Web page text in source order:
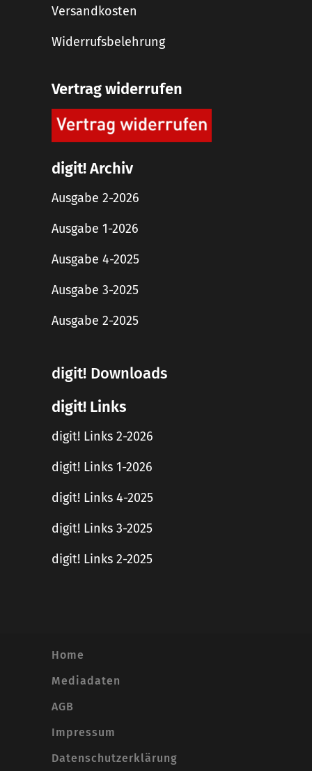
Versandkosten
Widerrufsbelehrung
Vertrag widerrufen
digit! Archiv
Ausgabe 2-2026
Ausgabe 1-2026
Ausgabe 4-2025
Ausgabe 3-2025
Ausgabe 2-2025
digit! Downloads
digit! Links
digit! Links 2-2026
digit! Links 1-2026
digit! Links 4-2025
digit! Links 3-2025
digit! Links 2-2025
Home
Mediadaten
AGB
Impressum
Datenschutzerklärung